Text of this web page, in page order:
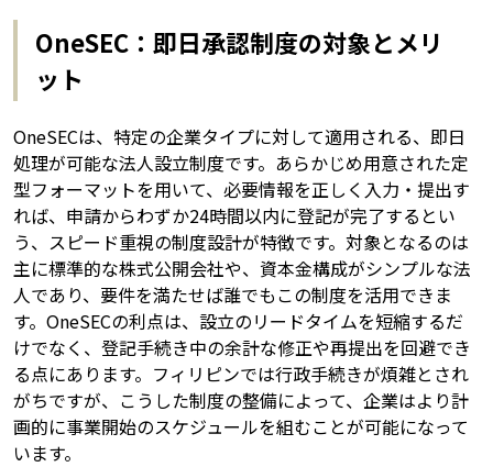
OneSEC：即日承認制度の対象とメリ
ット
OneSECは、特定の企業タイプに対して適用される、即日
処理が可能な法人設立制度です。あらかじめ用意された定
型フォーマットを用いて、必要情報を正しく入力・提出す
れば、申請からわずか24時間以内に登記が完了するとい
う、スピード重視の制度設計が特徴です。対象となるのは
主に標準的な株式公開会社や、資本金構成がシンプルな法
人であり、要件を満たせば誰でもこの制度を活用できま
す。OneSECの利点は、設立のリードタイムを短縮するだ
けでなく、登記手続き中の余計な修正や再提出を回避でき
る点にあります。フィリピンでは行政手続きが煩雑とされ
がちですが、こうした制度の整備によって、企業はより計
画的に事業開始のスケジュールを組むことが可能になって
います。